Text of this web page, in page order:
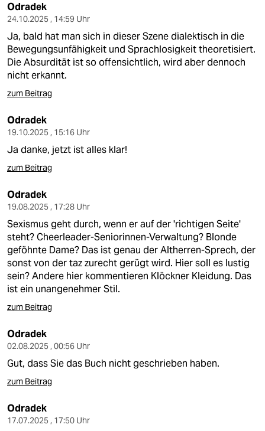
Odradek
24.10.2025 , 14:59 Uhr
Ja, bald hat man sich in dieser Szene dialektisch in die
Bewegungsunfähigkeit und Sprachlosigkeit theoretisiert.
Die Absurdität ist so offensichtlich, wird aber dennoch
nicht erkannt.
zum Beitrag
Odradek
19.10.2025 , 15:16 Uhr
Ja danke, jetzt ist alles klar!
zum Beitrag
Odradek
19.08.2025 , 17:28 Uhr
Sexismus geht durch, wenn er auf der 'richtigen Seite'
steht? Cheerleader-Seniorinnen-Verwaltung? Blonde
geföhnte Dame? Das ist genau der Altherren-Sprech, der
sonst von der taz zurecht gerügt wird. Hier soll es lustig
sein? Andere hier kommentieren Klöckner Kleidung. Das
ist ein unangenehmer Stil.
zum Beitrag
Odradek
02.08.2025 , 00:56 Uhr
Gut, dass Sie das Buch nicht geschrieben haben.
zum Beitrag
Odradek
17.07.2025 , 17:50 Uhr